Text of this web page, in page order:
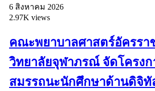
6 สิงหาคม 2026
2.97K views
คณะพยาบาลศาสตร์อัครรา
วิทยาลัยจุฬาภรณ์ จัดโครง
สมรรถนะนักศึกษาด้านดิจิทั